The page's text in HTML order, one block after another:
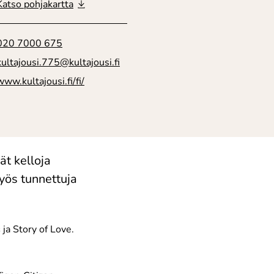
pohjakartta
7000 675
fi/
kelloja
tunnettuja
Story of Love.